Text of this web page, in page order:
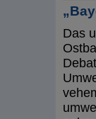
Das